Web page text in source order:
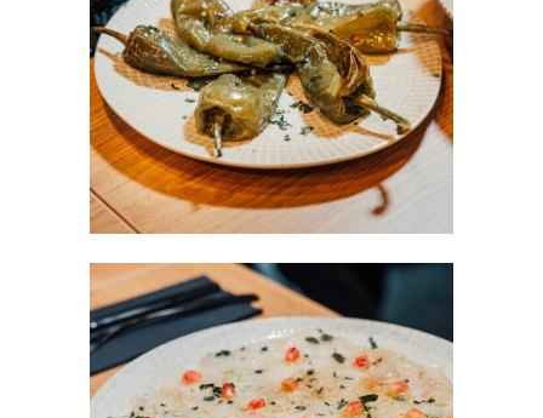
RESTAURANT
/
SNACKS
carpaccio daurade